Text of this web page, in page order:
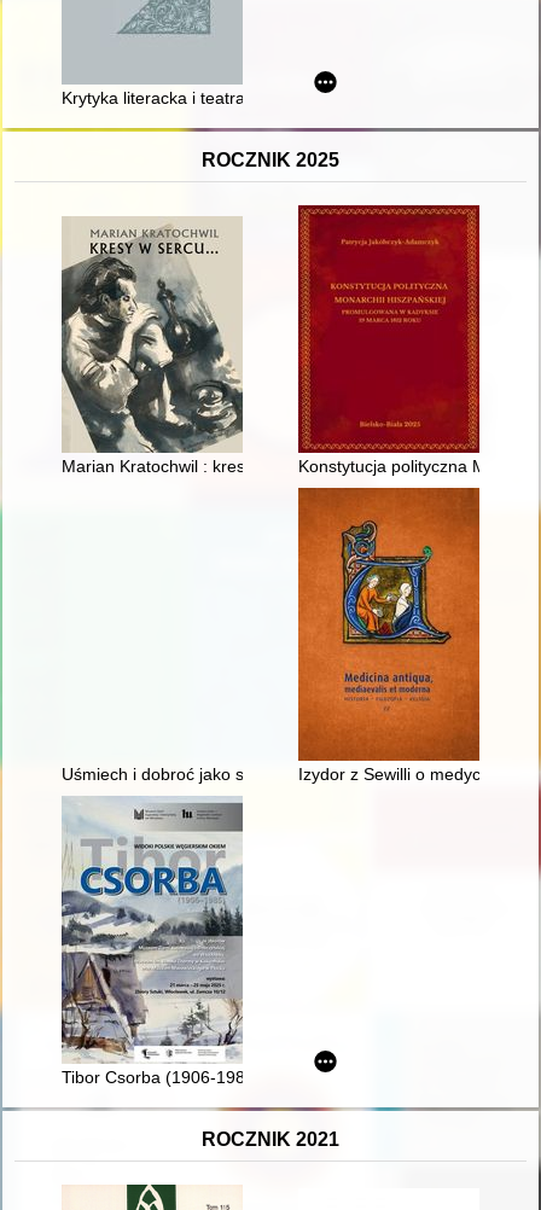
Krytyka literacka i teatralna
ROCZNIK 2025
Marian Kratochwil : kresy w sercu... : katalog wystawy
Konstytucja polityczna
Uśmiech i dobroć jako sposób komunikacji w parafii pw. św.
Izydor z Sewilli o medycynie
Tibor Csorba (1906-1985) : widoki polskie węgierskim okiem
ROCZNIK 2021